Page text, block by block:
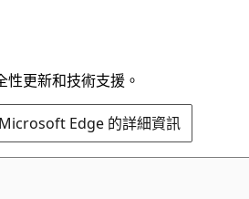
更新和技術支援。
Edge 的詳細資訊